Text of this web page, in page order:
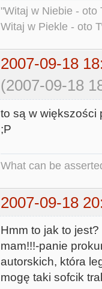
"Witaj w Niebie - oto
Witaj w Piekle - oto
2007-09-18
(2007-09-18
to są w większości
;P
What can be
2007-09-18
Hmm to jak to jest?
mam!!!-panie
autorskich, która
mogę taki sofcik